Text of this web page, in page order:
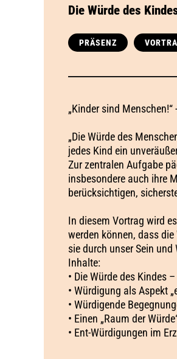
Die Würde des
PRÄSENZ
„Kinder sind
„Die Würde des
jedes Kind ein
Zur zentralen Aufgabe
insbesondere auch ihre
berücksichtigen,
In diesem Vortrag wird
werden können, dass
sie durch unser Sein
Inhalte:
• Die Würde des Kindes
• Würdigung als Aspekt
• Würdigende
• Einen „Raum der
• Ent-Würdigungen im